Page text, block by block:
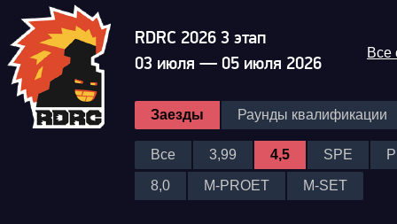
RDRC 2026 3 этап
03 июля — 05 июля 2026
Все
Заезды Раунды квалификации
Все 3,99 4,5 SPE
8,0 M-PROET M-SET